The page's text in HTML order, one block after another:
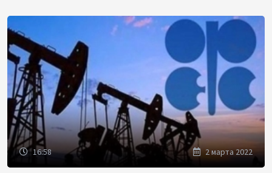
16:58 2 марта 2022